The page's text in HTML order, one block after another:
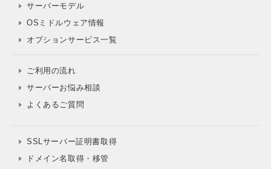
サーバーモデル
OSミドルウェア情報
オプションサービス一覧
ご利用の流れ
サーバーお悩み相談
よくあるご質問
SSLサーバー証明書取得
ドメイン名取得・移管